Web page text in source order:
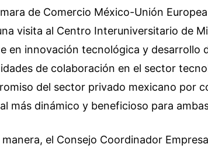
de Comercio México-Unión
visita al Centro Interuniversitario de
en innovación tecnológica y desarrollo
de colaboración en el sector
del sector privado mexicano por
más dinámico y beneficioso para
manera, el Consejo Coordinador